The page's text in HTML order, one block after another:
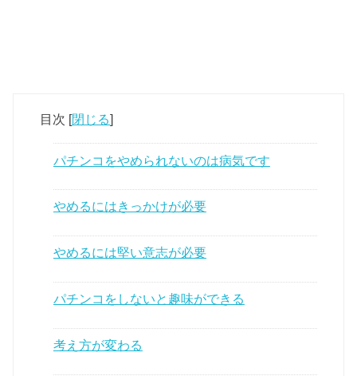
目次 [閉じる]
パチンコをやめられないのは病気です
やめるにはきっかけが必要
やめるには堅い意志が必要
パチンコをしないと趣味ができる
考え方が変わる